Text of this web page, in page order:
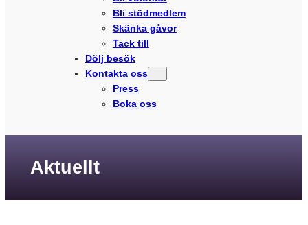
Bli stödmedlem
Skänka gåvor
Tack till
Dölj besök
Kontakta oss
Press
Boka oss
Aktuellt